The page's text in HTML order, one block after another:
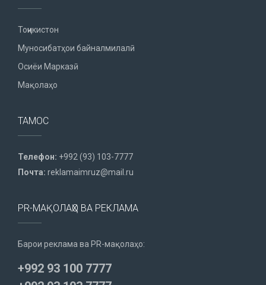
Тоҷикистон
Муносибатҳои байналмилалӣ
Осиёи Марказӣ
Мақолаҳо
ТАМОС
Телефон: +992 (93) 103-7777
Почта: reklamaimruz@mail.ru
PR-МАҚОЛАҲО ВА РЕКЛАМА
Барои реклама ва PR-мақолаҳо:
+992 93 100 7777